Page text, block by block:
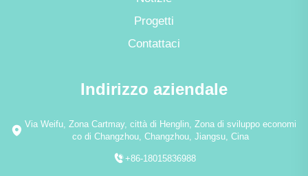
Progetti
Contattaci
Indirizzo aziendale
Via Weifu, Zona Cartmay, città di Henglin, Zona di sviluppo economi
co di Changzhou, Changzhou, Jiangsu, Cina
+86-18015836988